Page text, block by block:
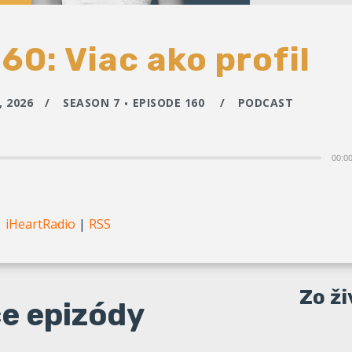
Viac ako profil
2026 SEASON 7 EPISODE 160 PODCAST
00:00
iHeartRadio | RSS
epizódy Zo